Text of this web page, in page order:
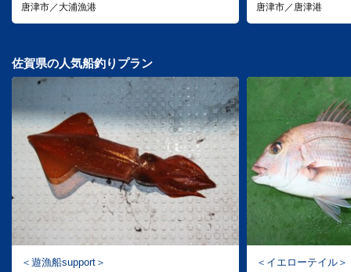
唐津市／大浦漁港 唐津市／唐津港
佐賀県の人気船釣りプラン
遊漁船support イエローテイル